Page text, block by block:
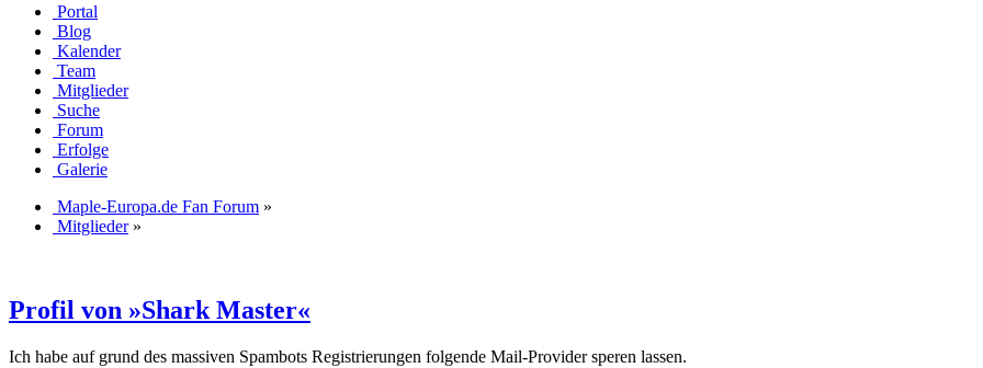
Portal
Blog
Kalender
Team
Mitglieder
Suche
Forum
Erfolge
Galerie
Maple-Europa.de Fan Forum »
Mitglieder»
Profil von »Shark Master«
Ich habe auf grund des massiven Spambots Registrierungen folgende Mail-Provider speren lassen.